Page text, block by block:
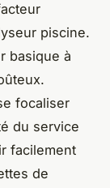
piscine.
basique à
focaliser
du service
facilement
de